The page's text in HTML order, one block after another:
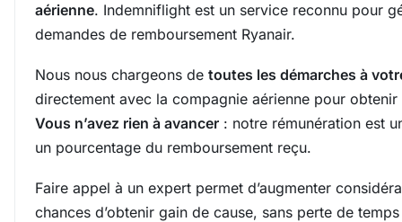
aérienne. Indemniflight est un service reconnu pour
demandes de remboursement Ryanair.
Nous nous chargeons de toutes les démarches à
directement avec la compagnie aérienne pour
Vous n’avez rien à avancer : notre rémunération est
un pourcentage du remboursement reçu.
Faire appel à un expert permet d’augmenter
chances d’obtenir gain de cause, sans perte de